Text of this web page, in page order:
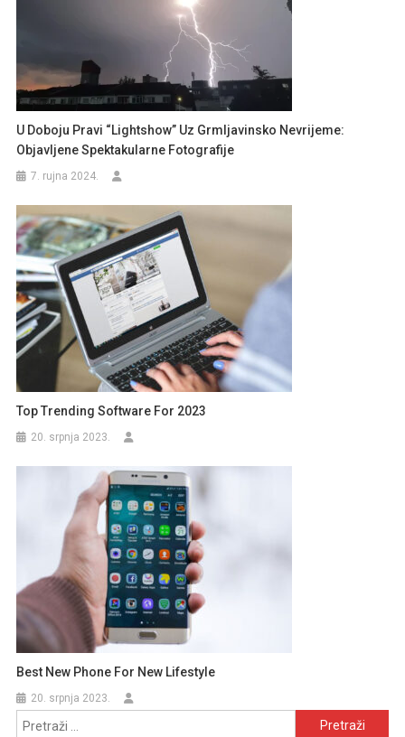
U Doboju Pravi “lightshow” Uz Grmljavinsko Nevrijeme:
Objavljene Spektakularne Fotografije
7. rujna 2024.
Top Trending Software For 2023
20. srpnja 2023.
Best New Phone For New Lifestyle
20. srpnja 2023.
Pretraži: